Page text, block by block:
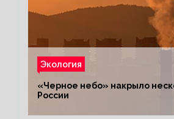
Экология
«Черное небо» накрыло
России